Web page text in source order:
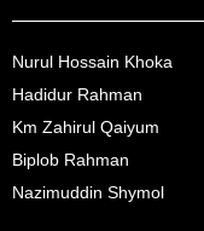
Nurul Hossain Khoka
Hadidur Rahman
Km Zahirul Qaiyum
Biplob Rahman
Nazimuddin Shymol